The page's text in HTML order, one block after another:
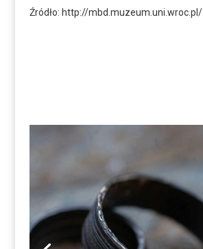
Źródło: http://mbd.muzeum.uni.wroc.pl/